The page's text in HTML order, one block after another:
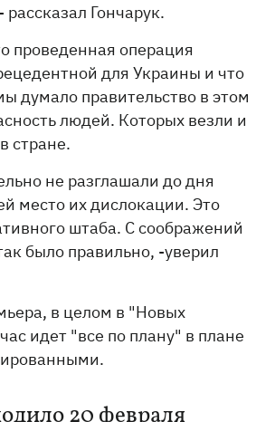
Гончарук.
проведенная операция
для Украины и что
думало правительство в этом
людей. Которых везли и
стране.
не разглашали до дня
место их дислокации. Это
штаба. С соображений
было правильно, -уверил
в целом в "Новых
идет "все по плану" в плане